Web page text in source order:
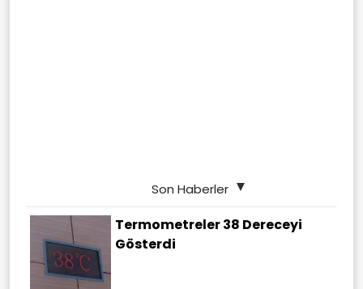
Son Haberler
Termometreler 38 Dereceyi
Gösterdi